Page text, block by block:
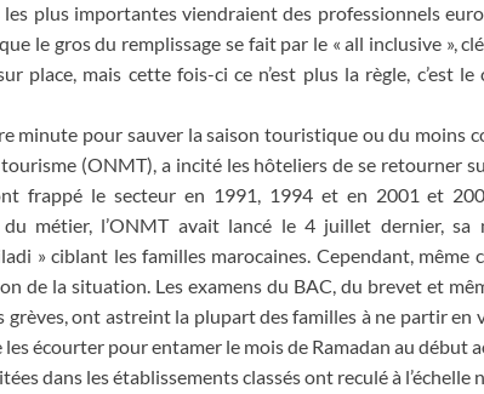
plus importantes viendraient des professionnels
le gros du remplissage se fait par le « all inclusive »,
place, mais cette fois-ci ce n’est plus la règle, c’est
minute pour sauver la saison touristique ou du moins
(ONMT), a incité les hôteliers de se retourner
frappé le secteur en 1991, 1994 et en 2001 et
métier, l’ONMT avait lancé le 4 juillet dernier, sa
» ciblant les familles marocaines. Cependant, même
de la situation. Les examens du BAC, du brevet et
grèves, ont astreint la plupart des familles à ne partir en
écourter pour entamer le mois de Ramadan au début
dans les établissements classés ont reculé à l’échelle